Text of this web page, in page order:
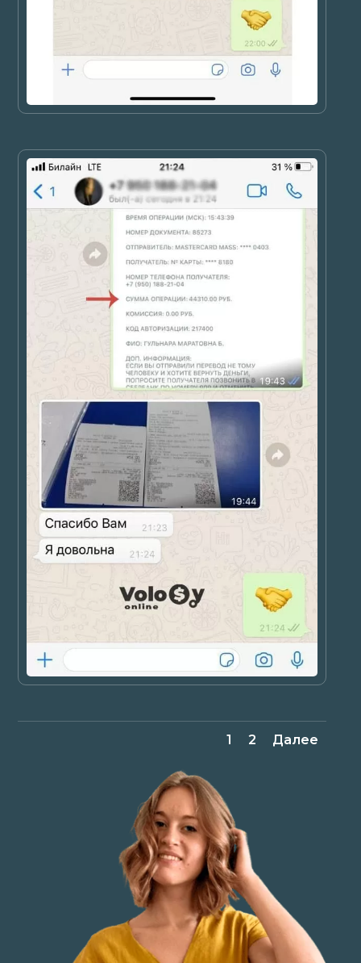
1 2 Далее